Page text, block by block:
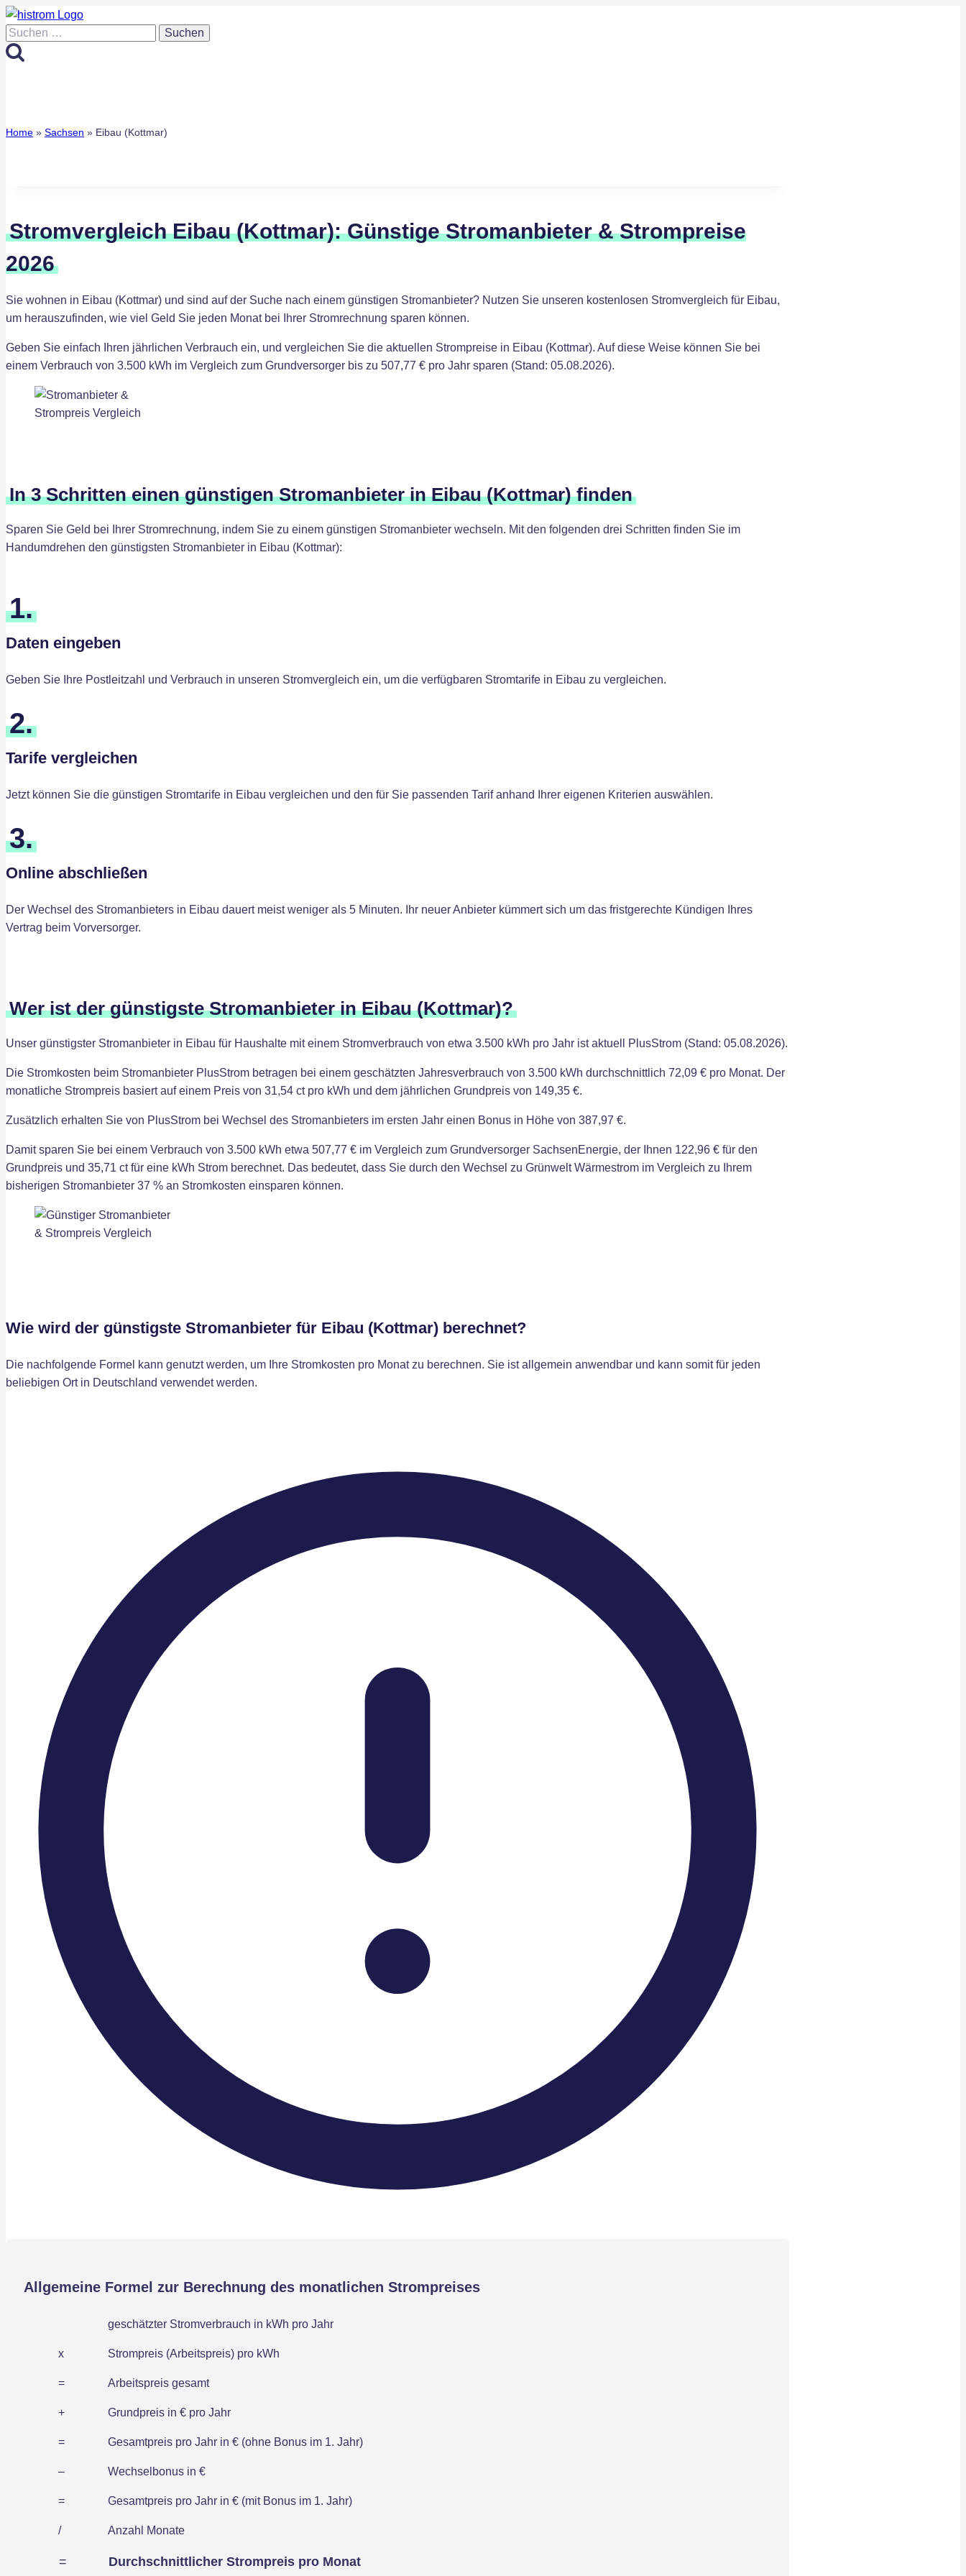
Zum
Inhalt
springen
Suchen
nach:
Home » Sachsen » Eibau (Kottmar)
Stromvergleich Eibau (Kottmar): Günstige Stromanbieter & Strompreise
2026
Sie wohnen in Eibau (Kottmar) und sind auf der Suche nach einem günstigen Stromanbieter? Nutzen Sie unseren kostenlosen Stromvergleich für Eibau,
um herauszufinden, wie viel Geld Sie jeden Monat bei Ihrer Stromrechnung sparen können.
Geben Sie einfach Ihren jährlichen Verbrauch ein, und vergleichen Sie die aktuellen Strompreise in Eibau (Kottmar). Auf diese Weise können Sie bei
einem Verbrauch von 3.500 kWh im Vergleich zum Grundversorger bis zu 507,77 € pro Jahr sparen (Stand: 05.08.2026).
In 3 Schritten einen günstigen Stromanbieter in Eibau (Kottmar) finden
Sparen Sie Geld bei Ihrer Stromrechnung, indem Sie zu einem günstigen Stromanbieter wechseln. Mit den folgenden drei Schritten finden Sie im
Handumdrehen den günstigsten Stromanbieter in Eibau (Kottmar):
1.
Daten eingeben
Geben Sie Ihre Postleitzahl und Verbrauch in unseren Stromvergleich ein, um die verfügbaren Stromtarife in Eibau zu vergleichen.
2.
Tarife vergleichen
Jetzt können Sie die günstigen Stromtarife in Eibau vergleichen und den für Sie passenden Tarif anhand Ihrer eigenen Kriterien auswählen.
3.
Online abschließen
Der Wechsel des Stromanbieters in Eibau dauert meist weniger als 5 Minuten. Ihr neuer Anbieter kümmert sich um das fristgerechte Kündigen Ihres
Vertrag beim Vorversorger.
Wer ist der günstigste Stromanbieter in Eibau (Kottmar)?
Unser günstigster Stromanbieter in Eibau für Haushalte mit einem Stromverbrauch von etwa 3.500 kWh pro Jahr ist aktuell PlusStrom (Stand: 05.08.2026).
Die Stromkosten beim Stromanbieter PlusStrom betragen bei einem geschätzten Jahresverbrauch von 3.500 kWh durchschnittlich 72,09 € pro Monat. Der
monatliche Strompreis basiert auf einem Preis von 31,54 ct pro kWh und dem jährlichen Grundpreis von 149,35 €.
Zusätzlich erhalten Sie von PlusStrom bei Wechsel des Stromanbieters im ersten Jahr einen Bonus in Höhe von 387,97 €.
Damit sparen Sie bei einem Verbrauch von 3.500 kWh etwa 507,77 € im Vergleich zum Grundversorger SachsenEnergie, der Ihnen 122,96 € für den
Grundpreis und 35,71 ct für eine kWh Strom berechnet. Das bedeutet, dass Sie durch den Wechsel zu Grünwelt Wärmestrom im Vergleich zu Ihrem
bisherigen Stromanbieter 37 % an Stromkosten einsparen können.
Wie wird der günstigste Stromanbieter für Eibau (Kottmar) berechnet?
Die nachfolgende Formel kann genutzt werden, um Ihre Stromkosten pro Monat zu berechnen. Sie ist allgemein anwendbar und kann somit für jeden
beliebigen Ort in Deutschland verwendet werden.
Allgemeine Formel zur Berechnung des monatlichen Strompreises
geschätzter Stromverbrauch in kWh pro Jahr
x Strompreis (Arbeitspreis) pro kWh
= Arbeitspreis gesamt
+ Grundpreis in € pro Jahr
= Gesamtpreis pro Jahr in € (ohne Bonus im 1. Jahr)
– Wechselbonus in €
= Gesamtpreis pro Jahr in € (mit Bonus im 1. Jahr)
/ Anzahl Monate
= Durchschnittlicher Strompreis pro Monat